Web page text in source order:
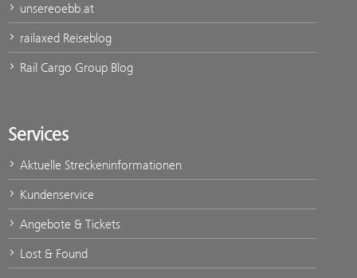
unsereoebb.at
railaxed Reiseblog
Rail Cargo Group Blog
Services
Aktuelle Streckeninformationen
Kundenservice
Angebote & Tickets
Lost & Found